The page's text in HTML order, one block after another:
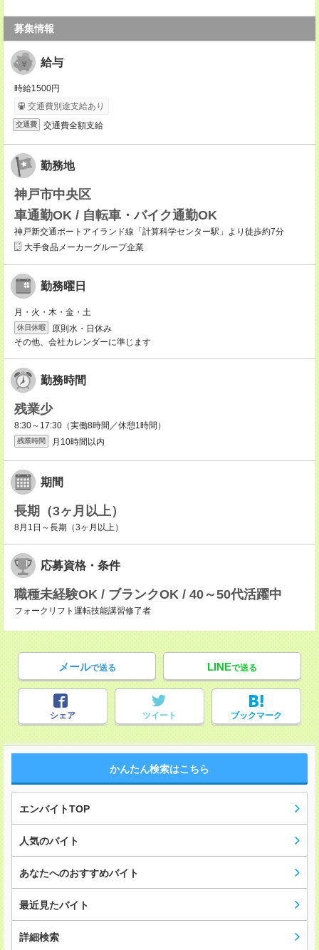
募集情報
給与
時給1500円
交通費別途支給あり
交通費 交通費全額支給
勤務地
神戸市中央区
車通勤OK / 自転車・バイク通勤OK
神戸新交通ポートアイランド線「計算科学センター駅」より徒歩約7分
大手食品メーカーグループ企業
勤務曜日
月・火・木・金・土
休日休暇
原則水・日休み
その他、会社カレンダーに準じます
勤務時間
残業少
8:30～17:30（実働8時間／休憩1時間）
残業時間 月10時間以内
期間
長期（3ヶ月以上）
8月1日～長期（3ヶ月以上）
応募資格・条件
職種未経験OK / ブランクOK / 40～50代活躍中
フォークリフト運転技能講習修了者
メールで送る LINEで送る
シェア ツイート ブックマーク
かんたん検索はこちら
エンバイトTOP
人気のバイト
あなたへのおすすめバイト
最近見たバイト
詳細検索